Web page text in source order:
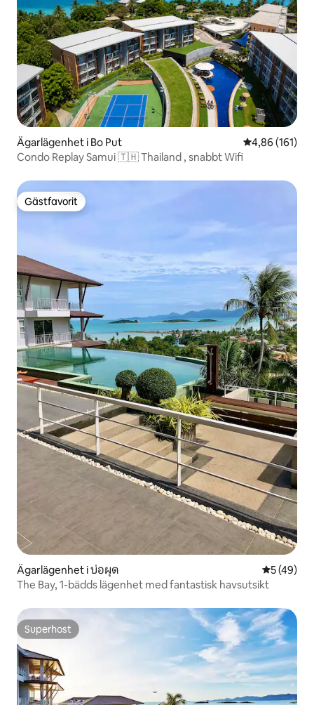
Ägarlägenhet i Bo Put 4,86 av 5 i
4,86 (161)
Condo Rеplay Samui 🇹🇭 Thailand , snabbt Wifi
Gästfavorit
Gästfavorit
Ägarlägenhet i บ่อผุด 5 av 5 i
5 (49)
The Bay, 1-bädds lägenhet med fantastisk havsutsikt
Superhost
Superhost